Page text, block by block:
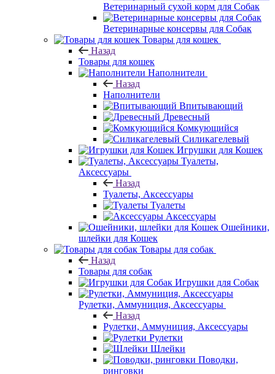
Ветеринарный сухой корм для Собак
Ветеринарные консервы для Собак
Товары для кошек
Назад
Товары для кошек
Наполнители
Назад
Наполнители
Впитывающий
Древесный
Комкующийся
Силикагелевый
Игрушки для Кошек
Туалеты,
Аксессуары
Назад
Туалеты, Аксессуары
Туалеты
Аксессуары
Ошейники,
шлейки для Кошек
Товары для собак
Назад
Товары для собак
Игрушки для Собак
Рулетки, Аммуниция, Аксессуары
Назад
Рулетки, Аммуниция, Аксессуары
Рулетки
Шлейки
Поводки,
ринговки